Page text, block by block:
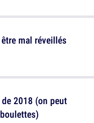
2018 (on peut
mal réveillés